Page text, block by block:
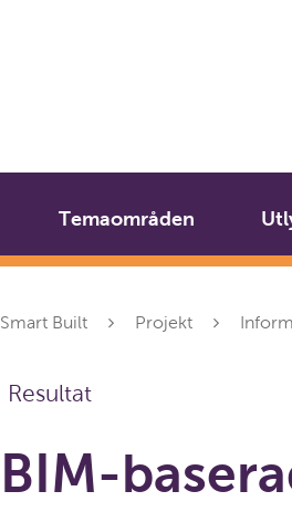
Temaområden
Smart Built Projekt
Resultat
BIM-